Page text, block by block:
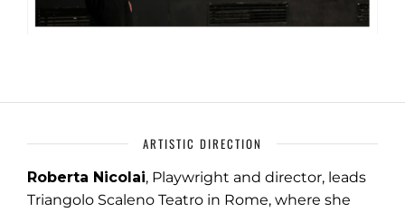
ARTISTIC DIRECTION
Roberta Nicolai, Playwright and director, leads
Triangolo Scaleno Teatro in Rome, where she